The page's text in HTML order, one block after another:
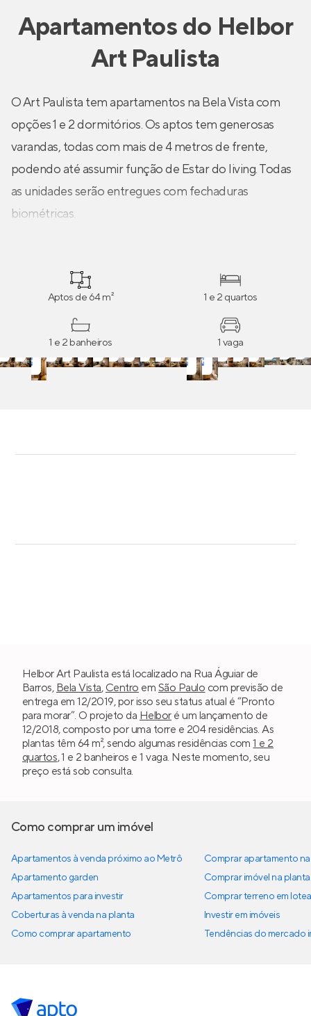
Apartamentosdo Helbor
Art Paulista
O Art Paulista tem apartamentos na Bela Vista com
opções 1 e 2 dormitórios. Os aptos tem generosas
varandas, todas com mais de 4 metros de frente,
podendo até assumir função de Estar do living. Todas
as unidades serão entregues com fechaduras
biométricas.
Aptos de 64 m² 1 e 2 quartos
1 e 2 banheiros 1 vaga
Helbor Art Paulista está localizado na Rua Águiar de
Barros, Bela Vista, Centro em São Paulo com previsão de
entrega em 12/2019, por isso seu status atual é “Pronto
para morar”. O projeto da Helboré um lançamento de
12/2018, composto por uma torre e 204 residências. As
plantas têm 64 m², sendo algumas residências com1 e 2
quartos, 1 e 2 banheiros e 1 vaga. Neste momento, seu
preço está sob consulta.
Como comprar um imóvel
Apartamentos à venda próximo ao Metrô
Apartamento garden
Apartamentos para investir
Coberturas à venda na planta
Como comprar apartamento
Comprar apartamento
Comprar imóvel na planta
Comprar terreno em
Investir em imóveis
Tendências do mercado